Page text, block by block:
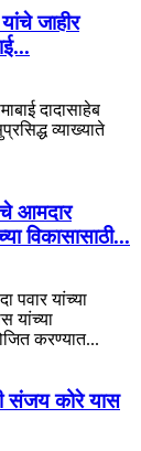
जाहीर
दादासाहेब
व्याख्याते
आमदार
विकासासाठी...
पवार यांच्या
यांच्या
करण्यात...
संजय कोरे यास